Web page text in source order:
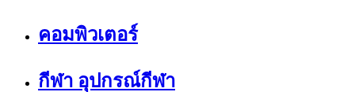
คอมพิวเตอร์
กีฬา อุปกรณ์กีฬา